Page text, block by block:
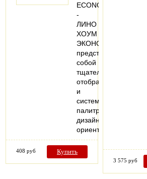
ECONOM
-
ЛИНО
ХОУМ
ЭКОНОМ
представляет
собой
тщательно
отобранную
и
систематизированную
палитру
дизайнов,
ориентированную…
408 руб Купить
3 575 руб